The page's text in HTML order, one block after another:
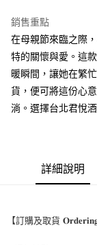
冷藏宅配
每筆NT$350
此冷藏商品僅限門
每筆NT$9,999
冷藏商品 門市自取
銷售重點
在母親節來臨之際
特的關懷與愛。這
暖瞬間，讓她在繁
貨，便可將這份心
淌。選擇台北君悅
詳細說明
【訂購及取貨